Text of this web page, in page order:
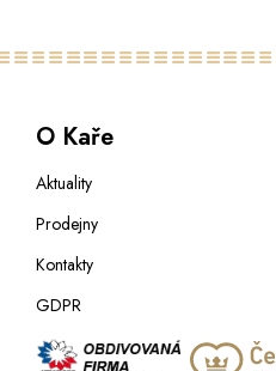
O Kaře
Aktuality
Prodejny
Kontakty
GDPR